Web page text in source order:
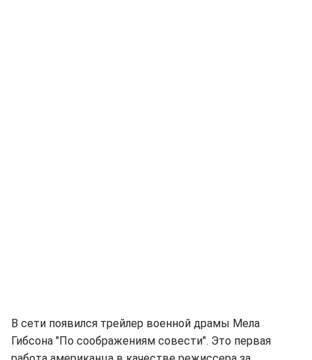
В сети появился трейлер военной драмы Мела
Гибсона "По соображениям совести". Это первая